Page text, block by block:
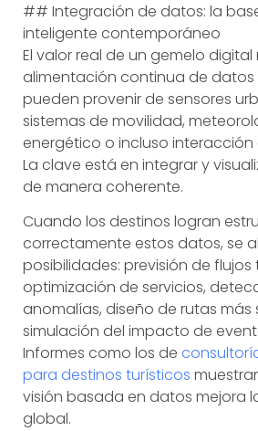
## Integración de datos: la
inteligente contemporáneo
El valor real de un gemelo digital
alimentación continua de datos
pueden provenir de sensores
sistemas de movilidad,
energético o incluso interacción
La clave está en integrar y
de manera coherente.
Cuando los destinos logran
correctamente estos datos, se
posibilidades: previsión de flujos
optimización de servicios,
anomalías, diseño de rutas más
simulación del impacto de
Informes como los de
para destinos turísticos
visión basada en datos mejora
global.